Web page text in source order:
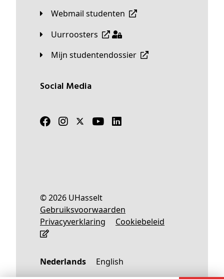
Webmail studenten
Uurroosters
Mijn studentendossier
Social Media
© 2026 UHasselt
Gebruiksvoorwaarden
Privacyverklaring
Cookiebeleid
Nederlands English